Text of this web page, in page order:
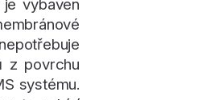
vybaven
z povrchu
systému.